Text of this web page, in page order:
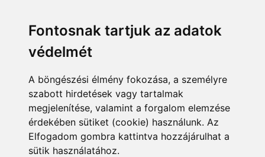
Fontosnak tartjuk az adatok
védelmét
A böngészési élmény fokozása, a személyre
szabott hirdetések vagy tartalmak
megjelenítése, valamint a forgalom elemzése
érdekében sütiket (cookie) használunk. Az
Elfogadom gombra kattintva hozzájárulhat a
sütik használatához.